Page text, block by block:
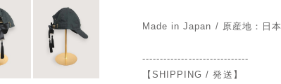
Made in Japan / 原産地：日本
------------------------------
【SHIPPING / 発送】